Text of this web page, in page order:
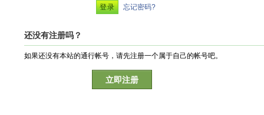
忘记密码?
还没有注册吗？
如果还没有本站的通行帐号，请先注册一个属于自己的帐号吧。
立即注册